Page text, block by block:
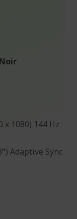
x 1080) 144 Hz
Adaptive Sync